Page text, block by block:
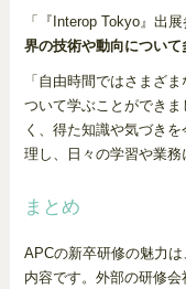
「『Interop Tokyo』出
界の技術や動向につい
「自由時間ではさまざ
ついて学ぶことができま
く、得た知識や気づき
理し、日々の学習や業務
まとめ
APCの新卒研修の魅力
内容です。外部の研修